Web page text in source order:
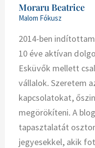
Moraru Beatrice
Malom Fókusz
2014-ben
10 éve aktívan
Esküvők mellett
vállalok. Szeretem
kapcsolatokat,
megörökíteni. A
tapasztalatát
jegyesekkel, akik